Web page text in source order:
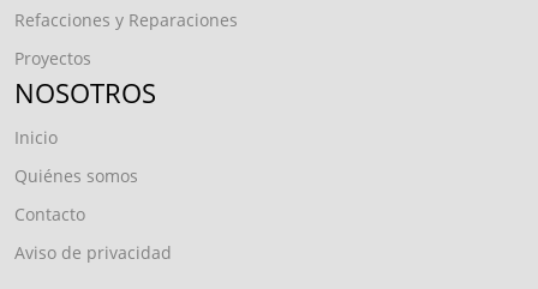
Refacciones y Reparaciones
Proyectos
NOSOTROS
Inicio
Quiénes somos
Contacto
Aviso de privacidad